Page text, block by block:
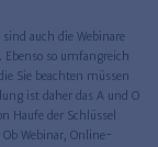
auch die Webinare
so umfangreich
Sie beachten müssen
ist daher das A und O
Haufe der Schlüssel
Webinar, Online-